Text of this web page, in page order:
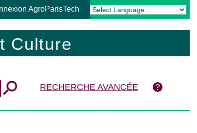
AgroParisTech
Powered by Translate
Culture
RECHERCHE AVANCÉE